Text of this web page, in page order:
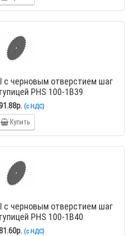
с черновым отверстием шаг
PHS 100-1B39
(с НДС)
Купить
с черновым отверстием шаг
PHS 100-1B40
(с НДС)